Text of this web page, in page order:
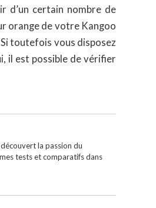
d’un certain nombre de
orange de votre Kangoo
toutefois vous disposez
il est possible de vérifier
la passion du
tests et comparatifs dans